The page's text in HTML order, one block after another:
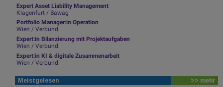
Expert Asset Liability Management
Klagenfurt / Bawag
Portfolio Manager:in Operation
Wien / Verbund
Expert:in Bilanzierung mit Projektaufgaben
Wien / Verbund
Expert:in KI & digitale Zusammenarbeit
Wien / Verbund
Meistgelesen >> mehr